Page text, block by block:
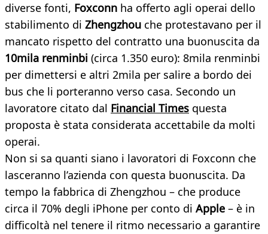
diverse fonti, Foxconn ha offerto agli operai dello
stabilimento di Zhengzhou che protestavano per il
mancato rispetto del contratto una buonuscita da
10mila renminbi (circa 1.350 euro): 8mila renminbi
per dimettersi e altri 2mila per salire a bordo dei
bus che li porteranno verso casa. Secondo un
lavoratore citato dal Financial Times questa
proposta è stata considerata accettabile da molti
operai.
Non si sa quanti siano i lavoratori di Foxconn che
lasceranno l’azienda con questa buonuscita. Da
tempo la fabbrica di Zhengzhou – che produce
circa il 70% degli iPhone per conto di Apple – è in
difficoltà nel tenere il ritmo necessario a garantire